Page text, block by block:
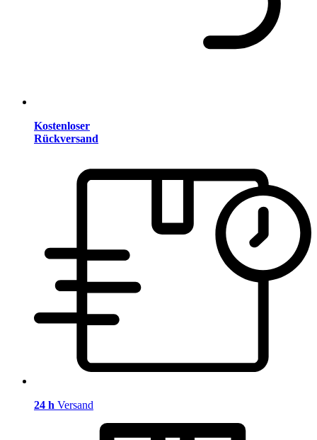
Kostenloser
Rückversand
24 h Versand